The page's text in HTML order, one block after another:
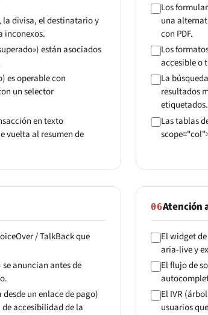
la divisa, el destinatario y
inconexos.
están asociados
es operable con
un selector
en texto
vuelta al resumen de
Los
una
con PDF.
Los
accesible o
La
resultados
etiquetados.
Las tablas
/ TalkBack que
anuncian antes de
un enlace de pago)
accesibilidad de la
06Atención
El widget
aria-live y
El flujo de
El IVR
usuarios